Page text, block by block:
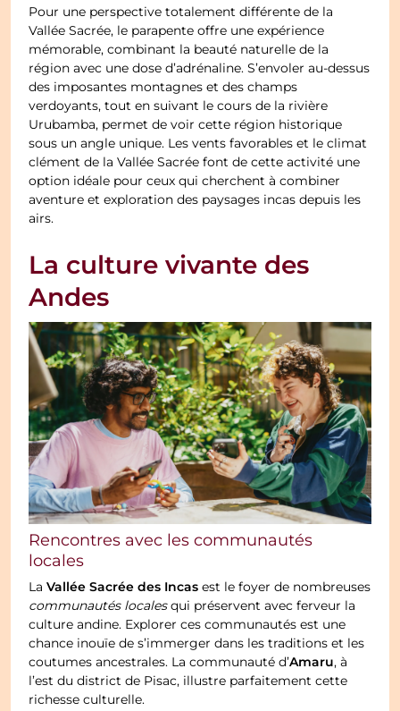
Pour une perspective totalement différente de la
Vallée Sacrée, le parapente offre une expérience
mémorable, combinant la beauté naturelle de la
région avec une dose d’adrénaline. S’envoler au-dessus
des imposantes montagnes et des champs
verdoyants, tout en suivant le cours de la rivière
Urubamba, permet de voir cette région historique
sous un angle unique. Les vents favorables et le climat
clément de la Vallée Sacrée font de cette activité une
option idéale pour ceux qui cherchent à combiner
aventure et exploration des paysages incas depuis les
airs.
La culture vivante des
Andes
Rencontres avec les communautés
locales
LaVallée Sacrée des Incas est le foyer de nombreuses
communautés localesqui préservent avec ferveur la
culture andine. Explorer ces communautés est une
chance inouïe de s’immerger dans les traditions et les
coutumes ancestrales. La communauté d’Amaru, à
l’est du district de Pisac, illustre parfaitement cette
richesse culturelle.